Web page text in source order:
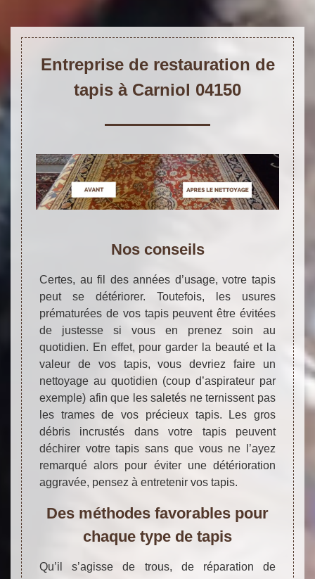
Entreprise de restauration de
tapis à Carniol 04150
Nos conseils
Certes, au fil des années d’usage, votre tapis
peut se détériorer. Toutefois, les usures
prématurées de vos tapis peuvent être évitées
de justesse si vous en prenez soin au
quotidien. En effet, pour garder la beauté et la
valeur de vos tapis, vous devriez faire un
nettoyage au quotidien (coup d’aspirateur par
exemple) afin que les saletés ne ternissent pas
les trames de vos précieux tapis. Les gros
débris incrustés dans votre tapis peuvent
déchirer votre tapis sans que vous ne l’ayez
remarqué alors pour éviter une détérioration
aggravée, pensez à entretenir vos tapis.
Des méthodes favorables pour
chaque type de tapis
Qu’il s’agisse de trous, de réparation de